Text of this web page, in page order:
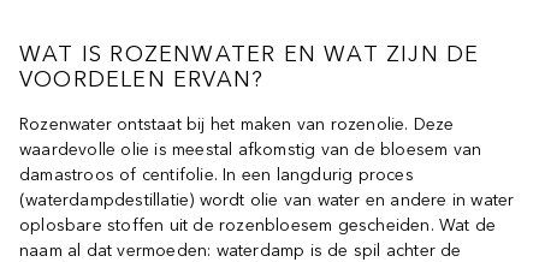
WAT IS ROZENWATER EN WAT ZIJN DE
VOORDELEN ERVAN?
Rozenwater ontstaat bij het maken van rozenolie. Deze
waardevolle olie is meestal afkomstig van de bloesem van
damastroos of centifolie. In een langdurig proces
(waterdampdestillatie) wordt olie van water en andere in water
oplosbare stoffen uit de rozenbloesem gescheiden. Wat de
naam al dat vermoeden: waterdamp is de spil achter de